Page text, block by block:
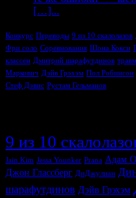
[…]...
Конкурс Переводы 9 из 10 скалолазов
Фри соло Соревнования Шона Кокси
классен Дмитрий шарафутдинов
Маркович Дэйв Грэхэм Пол Робинсон
Стеф Дэвис Рустам Гельманов
9 из 10
Jain Kim Jessa Younker Prana Адам
Джон Глассберг ДиДжулиан
шарафутдинов Дэйв Грэхэм